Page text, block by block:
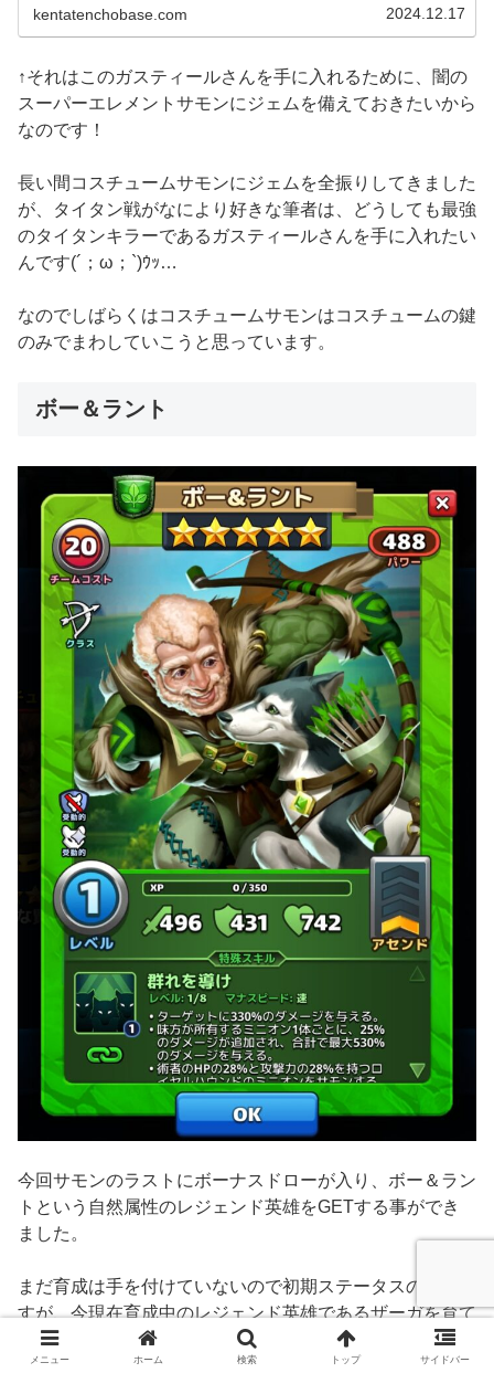
パーエレメントサモンです...
kentatenchobase.com 2024.12.17
↑それはこのガスティールさんを手に入れるために、闇の
スーパーエレメントサモンにジェムを備えておきたいから
なのです！
長い間コスチュームサモンにジェムを全振りしてきました
が、タイタン戦がなにより好きな筆者は、どうしても最強
のタイタンキラーであるガスティールさんを手に入れたい
んです(´；ω；`)ｳｯ…
なのでしばらくはコスチュームサモンはコスチュームの鍵
のみでまわしていこうと思っています。
ボー＆ラント
今回サモンのラストにボーナスドローが入り、ボー＆ラン
トという自然属性のレジェンド英雄をGETする事ができ
ました。
まだ育成は手を付けていないので初期ステータスのままで
すが、今現在育成中のレジェンド英雄であるザーガを育て
終わったら、次はこのボー＆ラントを育成してみようと思
います(#^^#)
メニュー ホーム 検索 トップ サイドバー